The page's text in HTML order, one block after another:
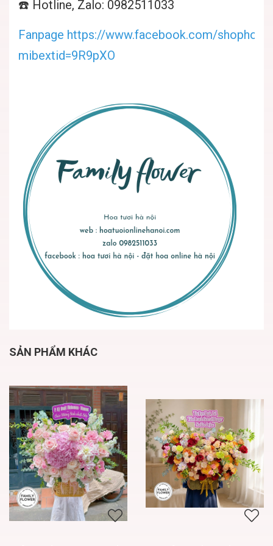
☎️ Hotline, Zalo: 0982511033
Fanpage https://www.facebook.com/
mibextid=9R9pXO
SẢN PHẨM KHÁC